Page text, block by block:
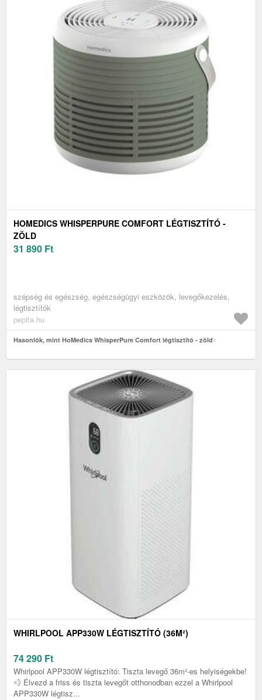
HOMEDICS WHISPERPURE COMFORT LÉGTISZTÍTÓ -
ZÖLD
31 890 Ft
szépség és egészség, egészségügyi eszközök, levegőkezelés,
légtisztítók
pepita.hu
Hasonlók, mint HoMedics WhisperPure Comfort légtisztító - zöld
WHIRLPOOL APP330W LÉGTISZTÍTÓ (36M²)
74 290 Ft
Whirlpool APP330W légtisztító: Tiszta levegő 36m²-es helyiségekbe!
💨 Élvezd a friss és tiszta levegőt otthonodban ezzel a Whirlpool
APP330W légtisz...